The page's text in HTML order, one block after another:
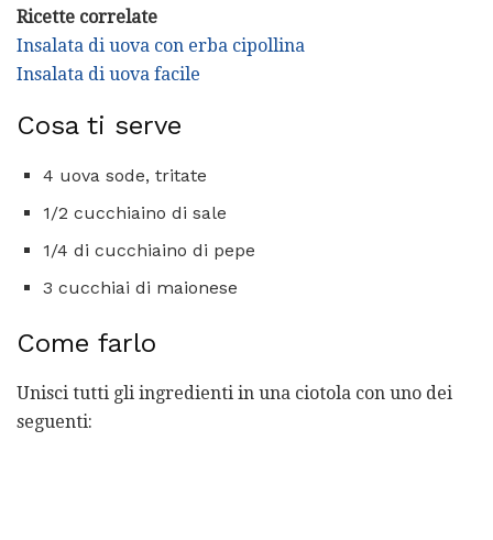
Ricette correlate
Insalata di uova con erba cipollina
Insalata di uova facile
Cosa ti serve
4 uova sode, tritate
1/2 cucchiaino di sale
1/4 di cucchiaino di pepe
3 cucchiai di maionese
Come farlo
Unisci tutti gli ingredienti in una ciotola con uno dei
seguenti: